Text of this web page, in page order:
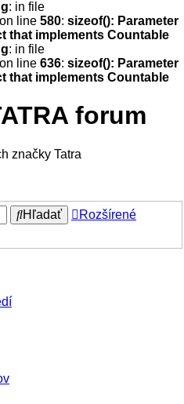
: in file
on line 580: sizeof(): Parameter
that implements Countable
: in file
on line 636: sizeof(): Parameter
that implements Countable
forum
značky Tatra
Hľadať
Rozšírené